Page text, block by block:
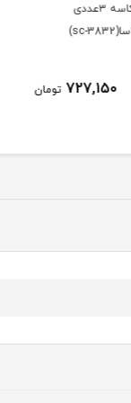
ست کاسه ۳عددی
تومان
ست